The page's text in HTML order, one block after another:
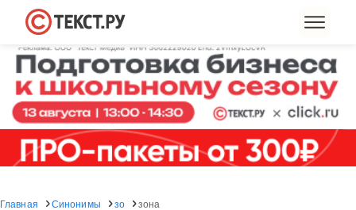
Главная Синонимы зо зона